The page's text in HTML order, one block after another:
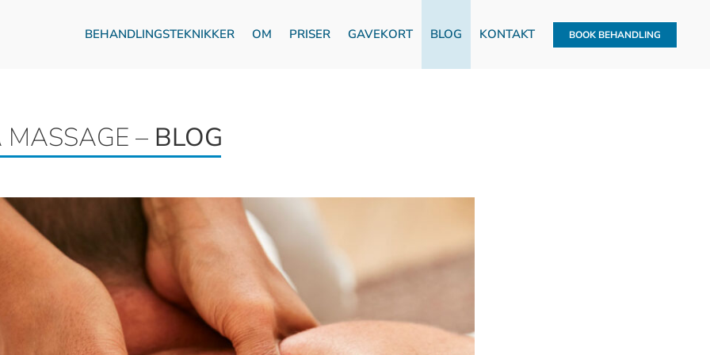
BEHANDLINGSTEKNIKKER OM PRISER GAVEKORT BLOG KONTAKT BOOK BEHANDLING
MASSAGE – BLOG